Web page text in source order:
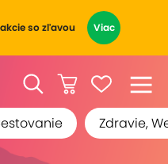
so zľavou Viac
Zdravie,